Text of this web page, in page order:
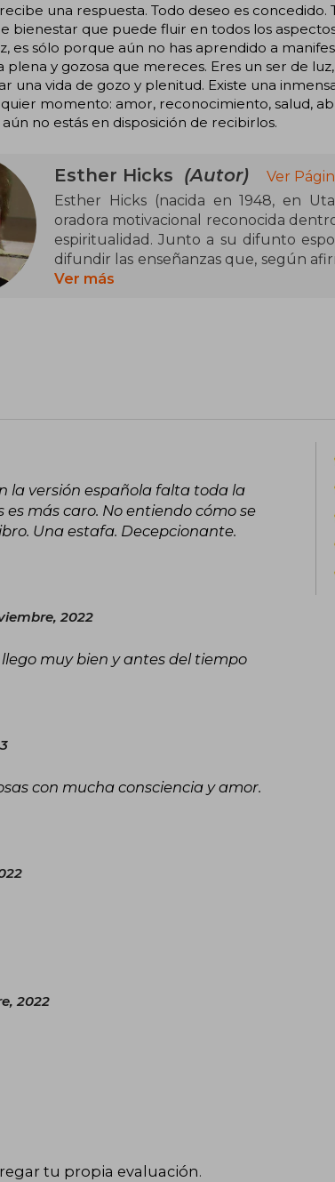
una respuesta. Todo deseo es concedido.
bienestar que puede fluir en todos los
es sólo porque aún no has aprendido a
plena y gozosa que mereces. Eres un ser de
una vida de gozo y plenitud. Existe una
momento: amor, reconocimiento, salud,
no estás en disposición de recibirlos.
Esther Hicks (Autor)
Ver
Esther Hicks (nacida en 1948, en
oradora motivacional reconocida
espiritualidad. Junto a su difunto
difundir las enseñanzas que, según
a la que llama Abraham. Sus
referente dentro de la
del best seller El Secreto. Hicks ha
estilo sencillo y a la promesa de
consciente de sus pensamientos.
Ver más
la versión española falta toda la
más caro. No entiendo cómo se
Una estafa. Decepcionante.
2022
muy bien y antes del tiempo
con mucha consciencia y amor.
2022
tu propia evaluación.